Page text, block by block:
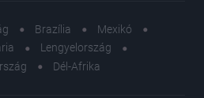
Brazília
Mexikó
Lengyelország
Dél-Afrika